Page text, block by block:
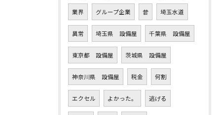
業界 グループ企業 昔 埼玉水道
異常 埼玉県 設備屋 千葉県 設備屋
東京都 設備屋 茨城県 設備屋
神奈川県 設備屋 税金 何割
エクセル よかった。 逃げる